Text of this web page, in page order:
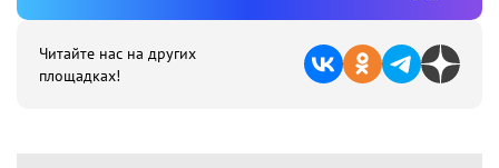
Читайте нас на других
площадках!